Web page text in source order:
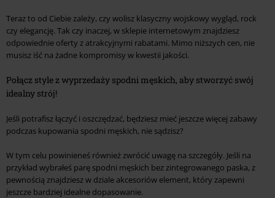
Teraz to od Ciebie zależy, czy wolisz klasyczny wojskowy wygląd, rock
czy elegancję. Tak czy inaczej, w sklepie internetowym znajdziesz
odpowiednie oferty z atrakcyjnymi rabatami. Mimo niższych cen, nie
musisz iść na żadne kompromisy w kwestii jakości.
Połącz style z wyprzedaży spodni męskich, aby stworzyć swój
idealny strój!
Jeśli potrafisz łączyć i oszczędzać, będziesz mieć jeszcze więcej zabawy
podczas kupowania spodni męskich, nie sądzisz?
W tym celu powinieneś również zwrócić uwagę na szczegóły. Jeśli na
przykład wybrałeś parę spodni męskich bez zintegrowanego paska, z
pewnością znajdziesz w dziale akcesoriów element, który zapewni
jeszcze bardziej idealne dopasowanie.